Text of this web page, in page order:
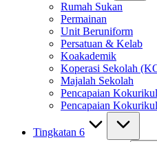
Rumah Sukan
Permainan
Unit Beruniform
Persatuan & Kelab
Koakademik
Koperasi Sekolah
Majalah Sekolah
Pencapaian
Pencapaian
Tingkatan 6